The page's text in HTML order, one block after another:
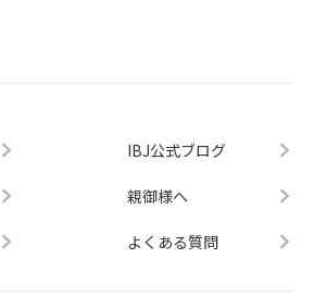
IBJ公式ブログ
親御様へ
よくある質問